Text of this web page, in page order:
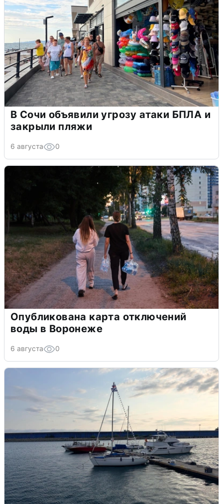
В Сочи объявили угрозу атаки БПЛА и
закрыли пляжи
6 августа 0
Опубликована карта отключений
воды в Воронеже
6 августа 0